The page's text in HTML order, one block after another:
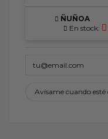
ÑUÑOA
En stock: